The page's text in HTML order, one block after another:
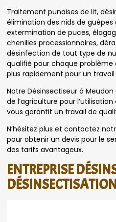
Traitement punaises de lit,
élimination des nids de
extermination de puces,
chenilles processionnaires,
désinfection de tout type de
qualifié pour chaque problème
plus rapidement pour un
Notre Désinsectiseur à
de l’agriculture pour
vous garantit un travail de
N’hésitez plus et contactez
pour obtenir un devis pour le
des tarifs avantageux.
ENTREPRISE